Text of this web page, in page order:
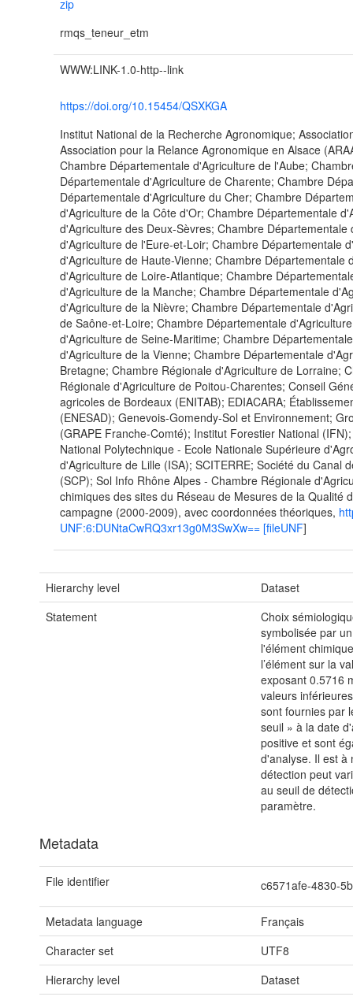
zip
rmqs_teneur_etm
WWW:LINK-1.0-http--link
https://doi.org/10.15454/QSXKGA
Institut National de la Recherche Agronomique;
Association pour la Relance Agronomique en Alsace
Chambre Départementale d'Agriculture de l'Aube;
Départementale d'Agriculture de Charente; Chambre
Départementale d'Agriculture du Cher; Chambre
d'Agriculture de la Côte d'Or; Chambre Départementale
d'Agriculture des Deux-Sèvres; Chambre
d'Agriculture de l'Eure-et-Loir; Chambre Départementale
d'Agriculture de Haute-Vienne; Chambre
d'Agriculture de Loire-Atlantique; Chambre
d'Agriculture de la Manche; Chambre Départementale
d'Agriculture de la Nièvre; Chambre Départementale
de Saône-et-Loire; Chambre Départementale
d'Agriculture de Seine-Maritime; Chambre
d'Agriculture de la Vienne; Chambre Départementale
Bretagne; Chambre Régionale d'Agriculture de Lorraine;
Régionale d'Agriculture de Poitou-Charentes; Conseil
agricoles de Bordeaux (ENITAB); EDIACARA;
(ENESAD); Genevois-Gomendy-Sol et Environnement;
(GRAPE Franche-Comté); Institut Forestier National
National Polytechnique - Ecole Nationale Supérieure
d'Agriculture de Lille (ISA); SCITERRE; Société du Canal
(SCP); Sol Info Rhône Alpes - Chambre Régionale
chimiques des sites du Réseau de Mesures de la
campagne (2000-2009), avec coordonnées théoriques,
UNF:6:DUNtaCwRQ3xr13g0M3SwXw== [fileUNF]
Hierarchy level
Dataset
Statement
Choix
symbolisée par
l'élément
l’élément sur la
exposant 0.5716
valeurs
sont fournies par
seuil » à la date
positive et sont
d'analyse. Il est à
détection peut
au seuil de
paramètre.
Metadata
File identifier c6571afe-4830-
Metadata language
Français
Character set
UTF8
Hierarchy level
Dataset